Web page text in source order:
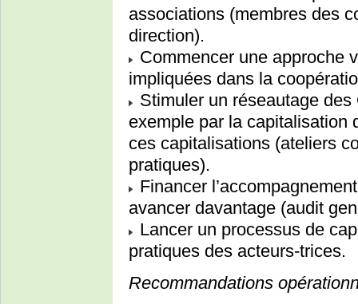
associations (membres des
direction).
Commencer une approche
impliquées dans la
Stimuler un réseautage
exemple par la capitalisation
ces capitalisations (ateliers
pratiques).
Financer
avancer davantage (audit
Lancer un processus de
pratiques des acteurs-trices.
Recommandations